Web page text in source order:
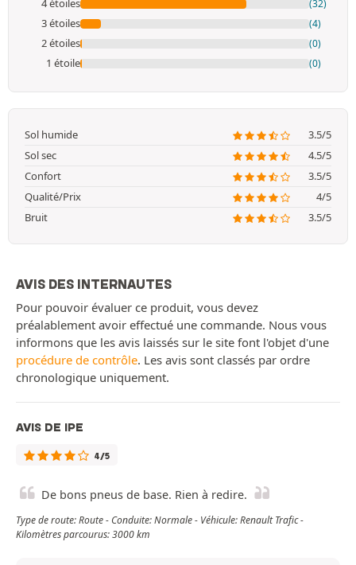
4 étoiles (32)
3 étoiles (4)
2 étoiles (0)
1 étoile (0)
Sol humide
3.5/5
Sol sec
4.5/5
Confort
3.5/5
Qualité/Prix
4/5
Bruit
3.5/5
AVIS DES INTERNAUTES
Pour pouvoir évaluer ce produit, vous devez
préalablement avoir effectué une commande. Nous vous
informons que les avis laissés sur le site font l'objet d'une
procédure de contrôle. Les avis sont classés par ordre
chronologique uniquement.
AVIS DE IPE
4/5
De bons pneus de base. Rien à redire.
Type de route: Route - Conduite: Normale - Véhicule: Renault Trafic -
Kilomètres parcourus: 3000 km